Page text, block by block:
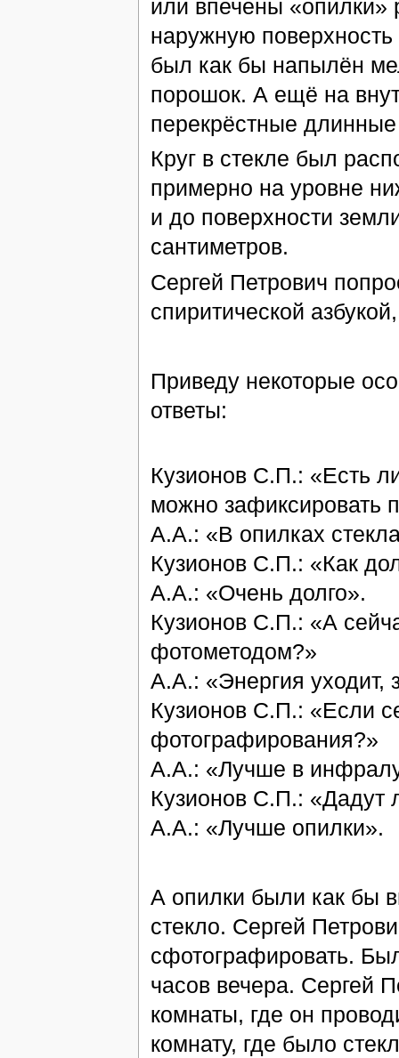
или впечены «опилки»
наружную поверхность
был как бы напылён
порошок. А ещё на
перекрёстные
Круг в стекле был
примерно на уровне
и до поверхности
сантиметров.
Сергей Петрович
спиритической
Приведу некоторые
ответы:
Кузионов С.П.: «Есть
можно зафиксировать
А.А.: «В опилках
Кузионов С.П.: «Как
А.А.: «Очень долго».
Кузионов С.П.: «А
фотометодом?»
А.А.: «Энергия уходит,
Кузионов С.П.: «Если
фотографирования?»
А.А.: «Лучше в
Кузионов С.П.: «Дадут
А.А.: «Лучше опилки».
А опилки были как бы
стекло. Сергей
сфотографировать.
часов вечера. Сергей
комнаты, где он
комнату, где было